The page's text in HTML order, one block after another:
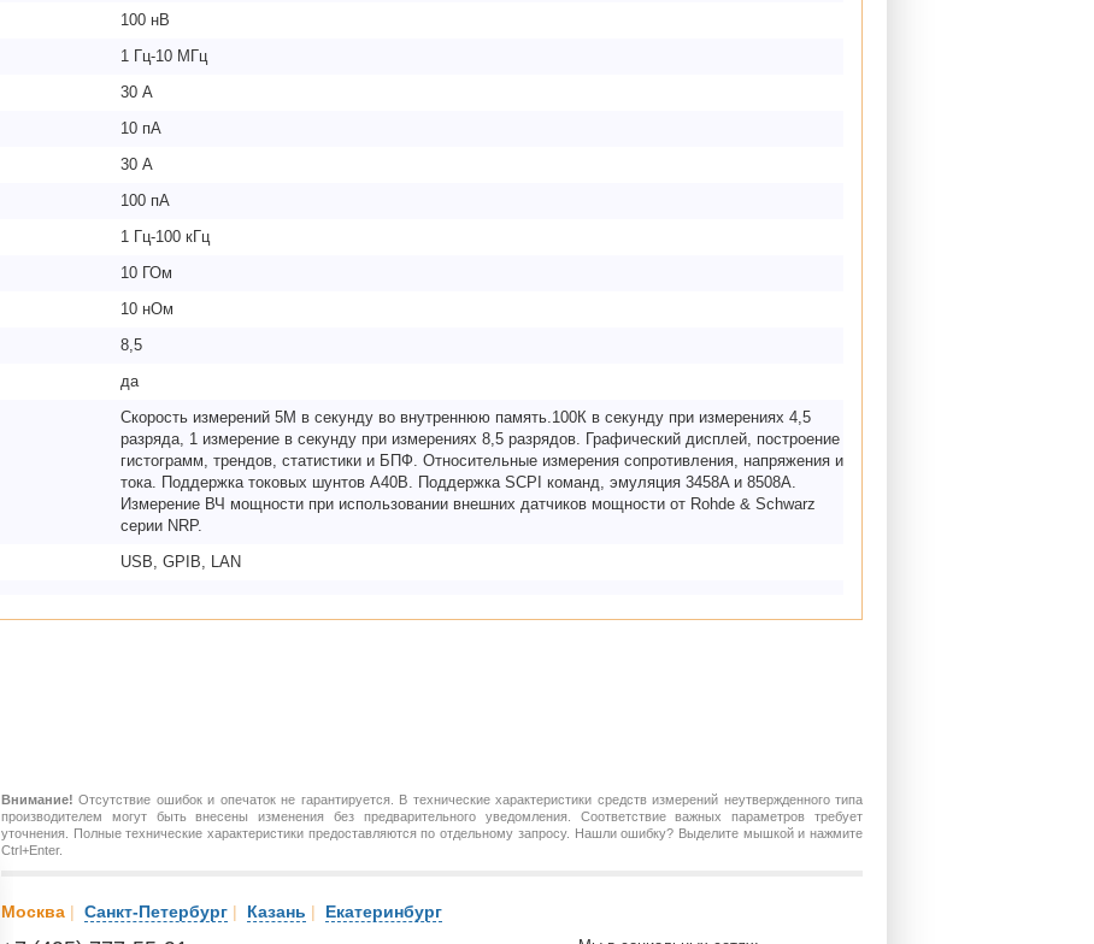
100 нВ
1 Гц-10 МГц
30 А
10 пА
30 А
100 пА
1 Гц-100 кГц
10 ГОм
10 нОм
8,5
да
Скорость измерений 5М в секунду во внутреннюю память.100К в секунду при измерениях 4,5
разряда, 1 измерение в секунду при измерениях 8,5 разрядов. Графический дисплей, построение
гистограмм, трендов, статистики и БПФ. Относительные измерения сопротивления, напряжения и
тока. Поддержка токовых шунтов A40B. Поддержка SCPI команд, эмуляция 3458A и 8508A.
Измерение ВЧ мощности при использовании внешних датчиков мощности от Rohde & Schwarz
серии NRP.
USB, GPIB, LAN
Внимание! Отсутствие ошибок и опечаток не гарантируется. В технические характеристики средств измерений неутвержденного типа
производителем могут быть внесены изменения без предварительного уведомления. Соответствие важных параметров требует
уточнения. Полные технические характеристики предоставляются по отдельному запросу. Нашли ошибку? Выделите мышкой и нажмите
Ctrl+Enter.
Москва | Санкт-Петербург | Казань | Екатеринбург